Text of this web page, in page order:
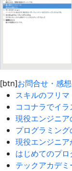
[btn]お問合せ・感
スキルのフリマ
ココナラでイ
現役エンジニ
プログラミン
現役エンジニ
はじめてのプ
テックアカデ